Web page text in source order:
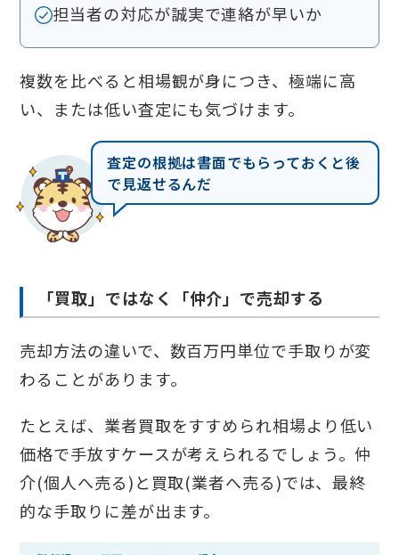
担当者の対応が誠実で連絡が早いか
複数を比べると相場観が身につき、極端に高
い、または低い査定にも気づけます。
査定の根拠は書面でもらっておくと後
で見返せるんだ
「買取」ではなく「仲介」で売却する
売却方法の違いで、数百万円単位で手取りが変
わることがあります。
たとえば、業者買取をすすめられ相場より低い
価格で手放すケースが考えられるでしょう。仲
介(個人へ売る)と買取(業者へ売る)では、最終
的な手取りに差が出ます。